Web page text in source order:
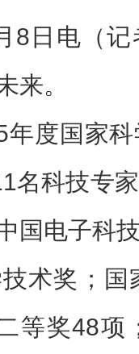
8日电（
来。
年度国家
名科技专
国电子科
术奖；
等奖48项